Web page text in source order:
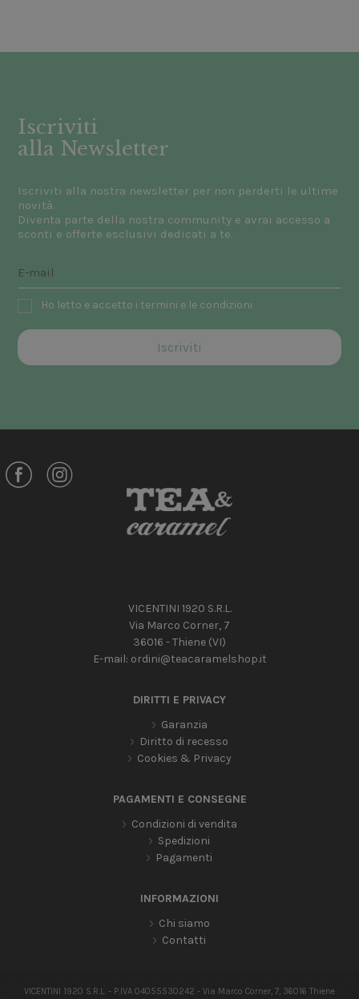
Iscriviti
alla Newsletter
Iscriviti alla nostra newsletter per non perderti le ultime
novità.
Diventa parte della nostra community e avrai accesso a
sconti e offerte esclusivi dedicati a te.
Ho letto e accetto i termini e le condizioni
VICENTINI 1920 S.R.L.
Via Marco Corner, 7
36016 - Thiene (VI)
E-mail: ordini@teacaramelshop.it
DIRITTI E PRIVACY
Garanzia
Diritto di recesso
Cookies & Privacy
PAGAMENTI E CONSEGNE
Condizioni di vendita
Spedizioni
Pagamenti
INFORMAZIONI
Chi siamo
Contatti
VICENTINI 1920 S.R.L. - P.IVA 04055530242 - Via Marco Corner, 7, 36016 Thiene